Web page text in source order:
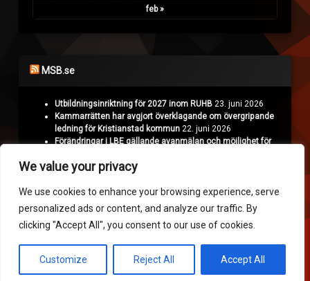
We value your privacy
We use cookies to enhance your browsing experience, serve
personalized ads or content, and analyze our traffic. By
clicking "Accept All", you consent to our use of cookies.
Customize Reject All Accept All
feb »
MSB.se
Utbildningsinriktning för 2027 inom RUHB 23. juni 2026
Kammarrätten har avgjort överklagande om övergripande
ledning för Kristianstad kommun 22. juni 2026
Förändringar i LBE gällande avanmälan och möjlighet för
Projekt Nyman: Räddningstjänsten hämtar erfarenheter i
Krisinformation.se